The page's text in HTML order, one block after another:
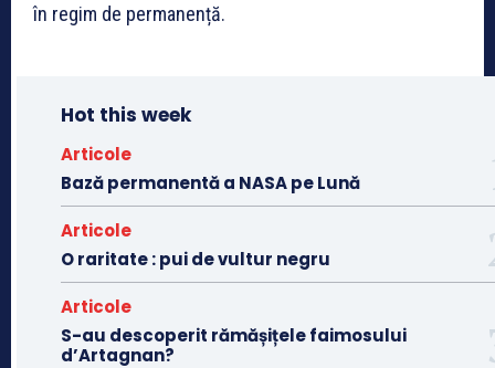
în regim de permanență.
Hot this week
Articole
Bază permanentă a NASA pe Lună
Articole
O raritate : pui de vultur negru
Articole
S-au descoperit rămășițele faimosului
d’Artagnan?